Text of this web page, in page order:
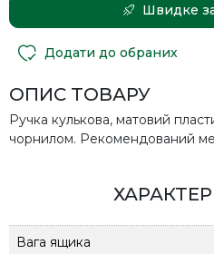
Швидке
Додати до обраних
ОПИС ТОВАРУ
Ручка кулькова, матовий
чорнилом. Рекомендований
Вага ящика